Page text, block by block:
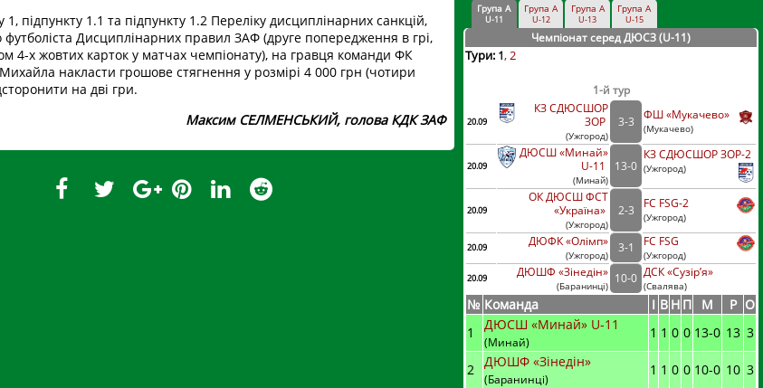
1, підпункту 1.1 та підпункту 1.2 Переліку дисциплінарних санкцій,
футболіста Дисциплінарних правил ЗАФ (друге попередження в грі,
4-х жовтих карток у матчах чемпіонату), на гравця команди ФК
накласти грошове стягнення у розмірі 4 000 грн (чотири
на дві гри.
Максим СЕЛМЕНСЬКИЙ, голова КДК ЗАФ
Група А
U-11
Група А
U-12
Група А
U-13
Група А
U-15
Чемпіонат серед ДЮСЗ (U-11)
Тури: 1 2
1-й тур
20.09
КЗ СДЮСШОР
ЗОР
(Ужгород)
3-3
ФШ «Мукачево»
(Мукачево)
20.09
ДЮСШ «Минай»
U-11
(Минай)
13-0
КЗ СДЮСШОР ЗОР-2
(Ужгород)
20.09
ОК ДЮСШ ФСТ
«Україна»
(Ужгород)
2-3
FC FSG-2
(Ужгород)
20.09 ДЮФК «Олімп»
(Ужгород)
3-1 FC FSG
(Ужгород)
20.09
ДЮШФ «Зінедін»
(Баранинці)
10-0 ДСК «Сузір’я»
(Свалява)
№ Команда I В Н П М Р О
1
ДЮСШ «Минай» U-11
(Минай)
1 1 0 0 13-0 13 3
2 ДЮШФ «Зінедін»
(Баранинці)
1 1 0 0 10-0 10 3